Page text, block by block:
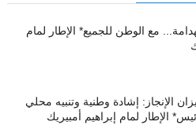
مع الوطن للجميع* الإطار لمام
الإنجاز: إشادة وطنية وتنبيه محلي
الإطار لمام إبراهيم أمبيريك